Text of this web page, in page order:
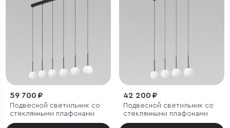
59 700 ₽
Подвесной светильник со
стеклянными плафонами
42 200 ₽
Подвесной светильник со
стеклянными плафонами